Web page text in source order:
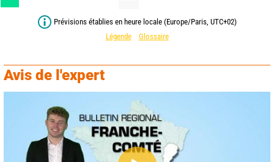
Prévisions établies en heure locale (Europe/Paris, UTC+02)
Légende
Glossaire
Avis de l'expert